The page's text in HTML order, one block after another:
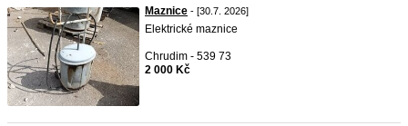
Maznice - [30.7. 2026]
Elektrické maznice
Chrudim - 539 73
2 000 Kč